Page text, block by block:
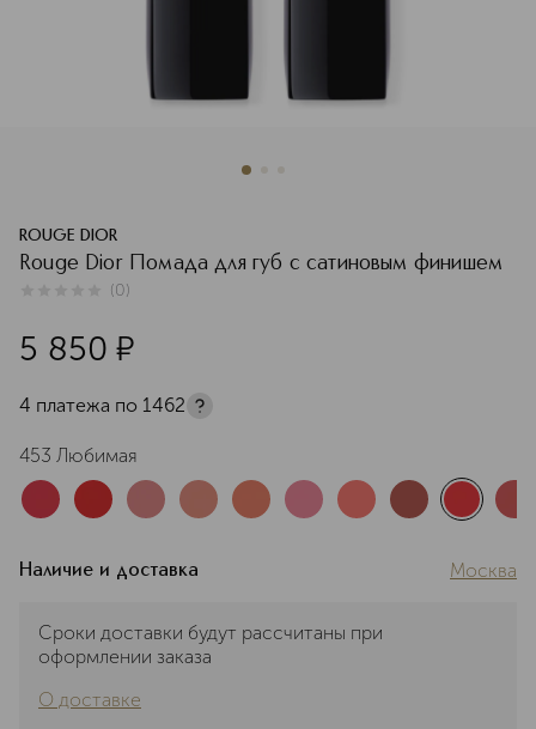
ROUGE DIOR
Rouge Dior Помада для губ с сатиновым финишем
(0)
5 850 ¤
4 платежа по 1462
453 Любимая
Наличие и доставка Москва
Сроки доставки будут рассчитаны при
оформлении заказа
О доставке